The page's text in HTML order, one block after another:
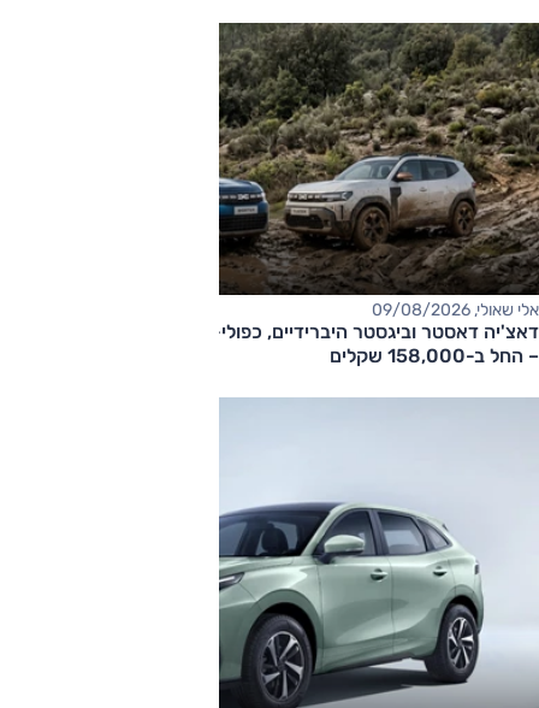
אלי שאולי, 09/08/2026
דאצ'יה דאסטר וביגסטר היברידיים, כפולי-הנעה עם תיבה אוטומטית
– החל ב-158,000 שקלים